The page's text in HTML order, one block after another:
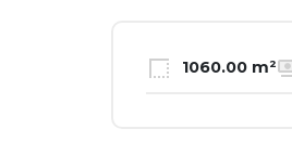
1060.00 m²